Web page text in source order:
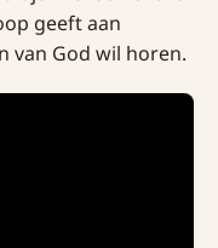
geeft aan
van God wil horen.